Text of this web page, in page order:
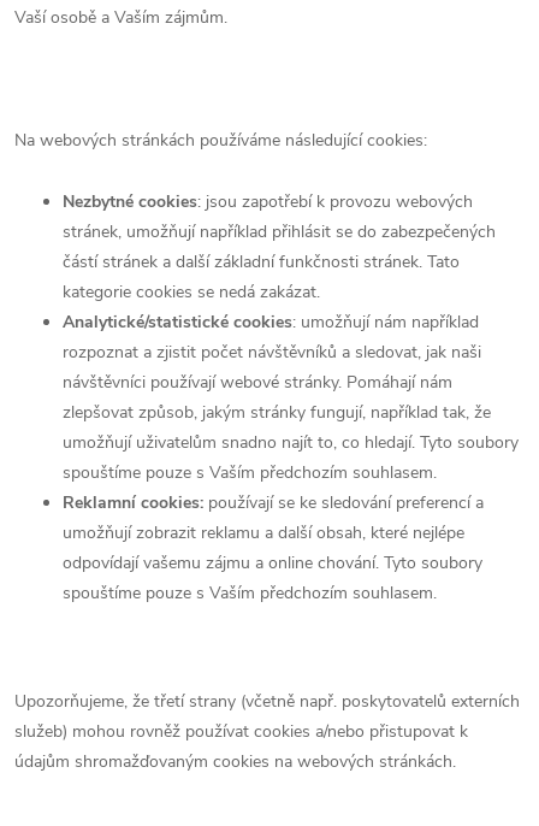
Vaší osobě a Vaším zájmům.
Na webových stránkách používáme následující cookies:
Nezbytné cookies: jsou zapotřebí k provozu webových
stránek, umožňují například přihlásit se do zabezpečených
částí stránek a další základní funkčnosti stránek. Tato
kategorie cookies se nedá zakázat.
Analytické/statistické cookies: umožňují nám například
rozpoznat a zjistit počet návštěvníků a sledovat, jak naši
návštěvníci používají webové stránky. Pomáhají nám
zlepšovat způsob, jakým stránky fungují, například tak, že
umožňují uživatelům snadno najít to, co hledají. Tyto soubory
spouštíme pouze s Vaším předchozím souhlasem.
Reklamní cookies: používají se ke sledování preferencí a
umožňují zobrazit reklamu a další obsah, které nejlépe
odpovídají vašemu zájmu a online chování. Tyto soubory
spouštíme pouze s Vaším předchozím souhlasem.
Upozorňujeme, že třetí strany (včetně např. poskytovatelů externích
služeb) mohou rovněž používat cookies a/nebo přistupovat k
údajům shromažďovaným cookies na webových stránkách.